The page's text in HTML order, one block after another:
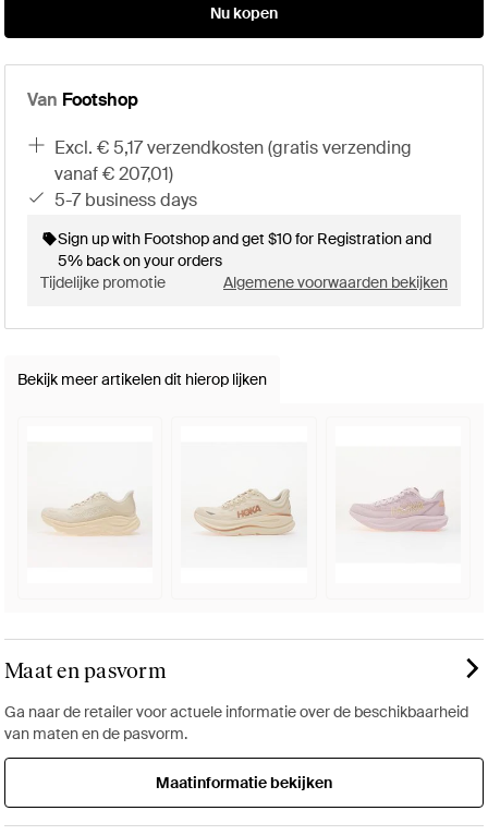
Nu kopen
Van Footshop
excl. € 5,17 verzendkosten (gratis verzending
vanaf € 207,01)
5-7 business days
Sign up with Footshop and get $10 for Registration and
5% back on your orders
Tijdelijke promotie
Algemene voorwaarden bekijken
Bekijk meer artikelen dit hierop lijken
Maat en pasvorm
Ga naar de retailer voor actuele informatie over de beschikbaarheid
van maten en de pasvorm.
Maatinformatie bekijken